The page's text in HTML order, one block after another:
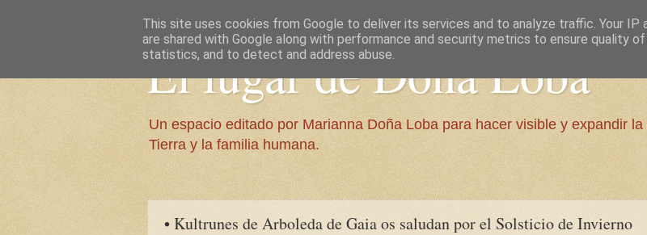
El lugar de Doña Loba
Un espacio editado por Marianna Doña Loba para hacer visible y expandir
Tierra y la familia humana.
• Kultrunes de Arboleda de Gaia os saludan por el Solsticio de Invierno
This site uses cookies from Google to deliver its services and to analyze traffic. Your IP
are shared with Google along with performance and security metrics to ensure quality
statistics, and to detect and address abuse.